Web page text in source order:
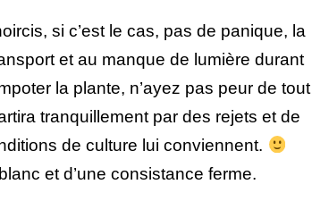
si c’est le cas, pas de panique, la
et au manque de lumière durant
la plante, n’ayez pas peur de tout
tranquillement par des rejets et de
de culture lui conviennent.
et d’une consistance ferme.